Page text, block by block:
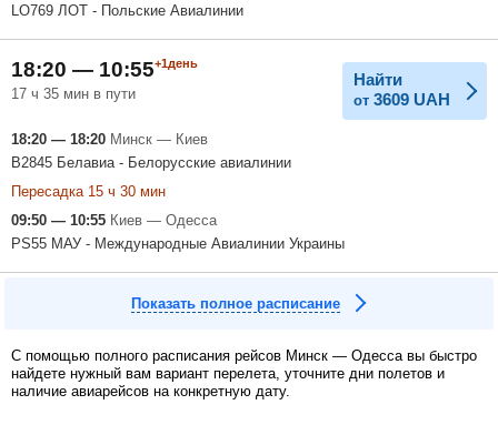
LO769 ЛОТ - Польские Авиалинии
18:20 — 10:55+1день
17 ч 35 мин в пути
Найти
от 3609 UAH
18:20 — 18:20 Минск — Киев
B2845 Белавиа - Белорусские авиалинии
Пересадка 15 ч 30 мин
09:50 — 10:55 Киев — Одесса
PS55 МАУ - Международные Авиалинии Украины
Показать полное расписание
С помощью полного расписания рейсов Минск — Одесса вы быстро
найдете нужный вам вариант перелета, уточните дни полетов и
наличие авиарейсов на конкретную дату.